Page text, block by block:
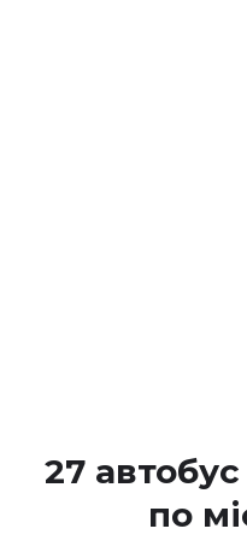
27
по